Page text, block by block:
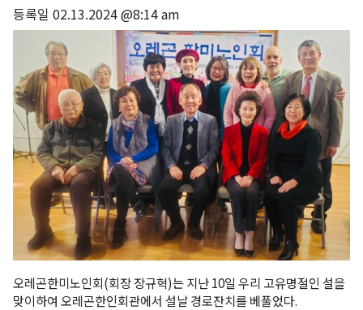
등록일 02.13.2024 @8:14 am
오레곤한미노인회(회장 장규혁)는 지난 10일 우리 고유명절인 설을
맞이하여 오레곤한인회관에서 설날 경로잔치를 베풀었다.